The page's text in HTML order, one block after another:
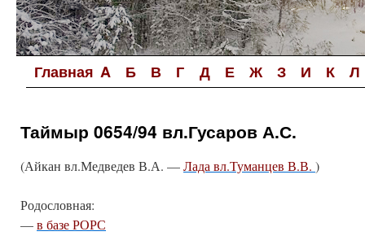
Главная A Б В Г Д Е Ж З И К Л
Таймыр 0654/94 вл.Гусаров А.С.
(Айкан вл.Медведев В.А. —Лада вл.Туманцев В.В. )
Родословная:
—в базе РОРС